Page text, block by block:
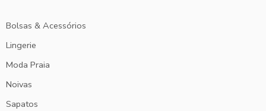
Bolsas & Acessórios
Lingerie
Moda Praia
Noivas
Sapatos